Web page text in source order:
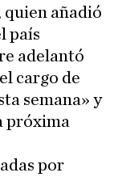
añadió
país
adelantó
cargo de
semana» y
próxima
por